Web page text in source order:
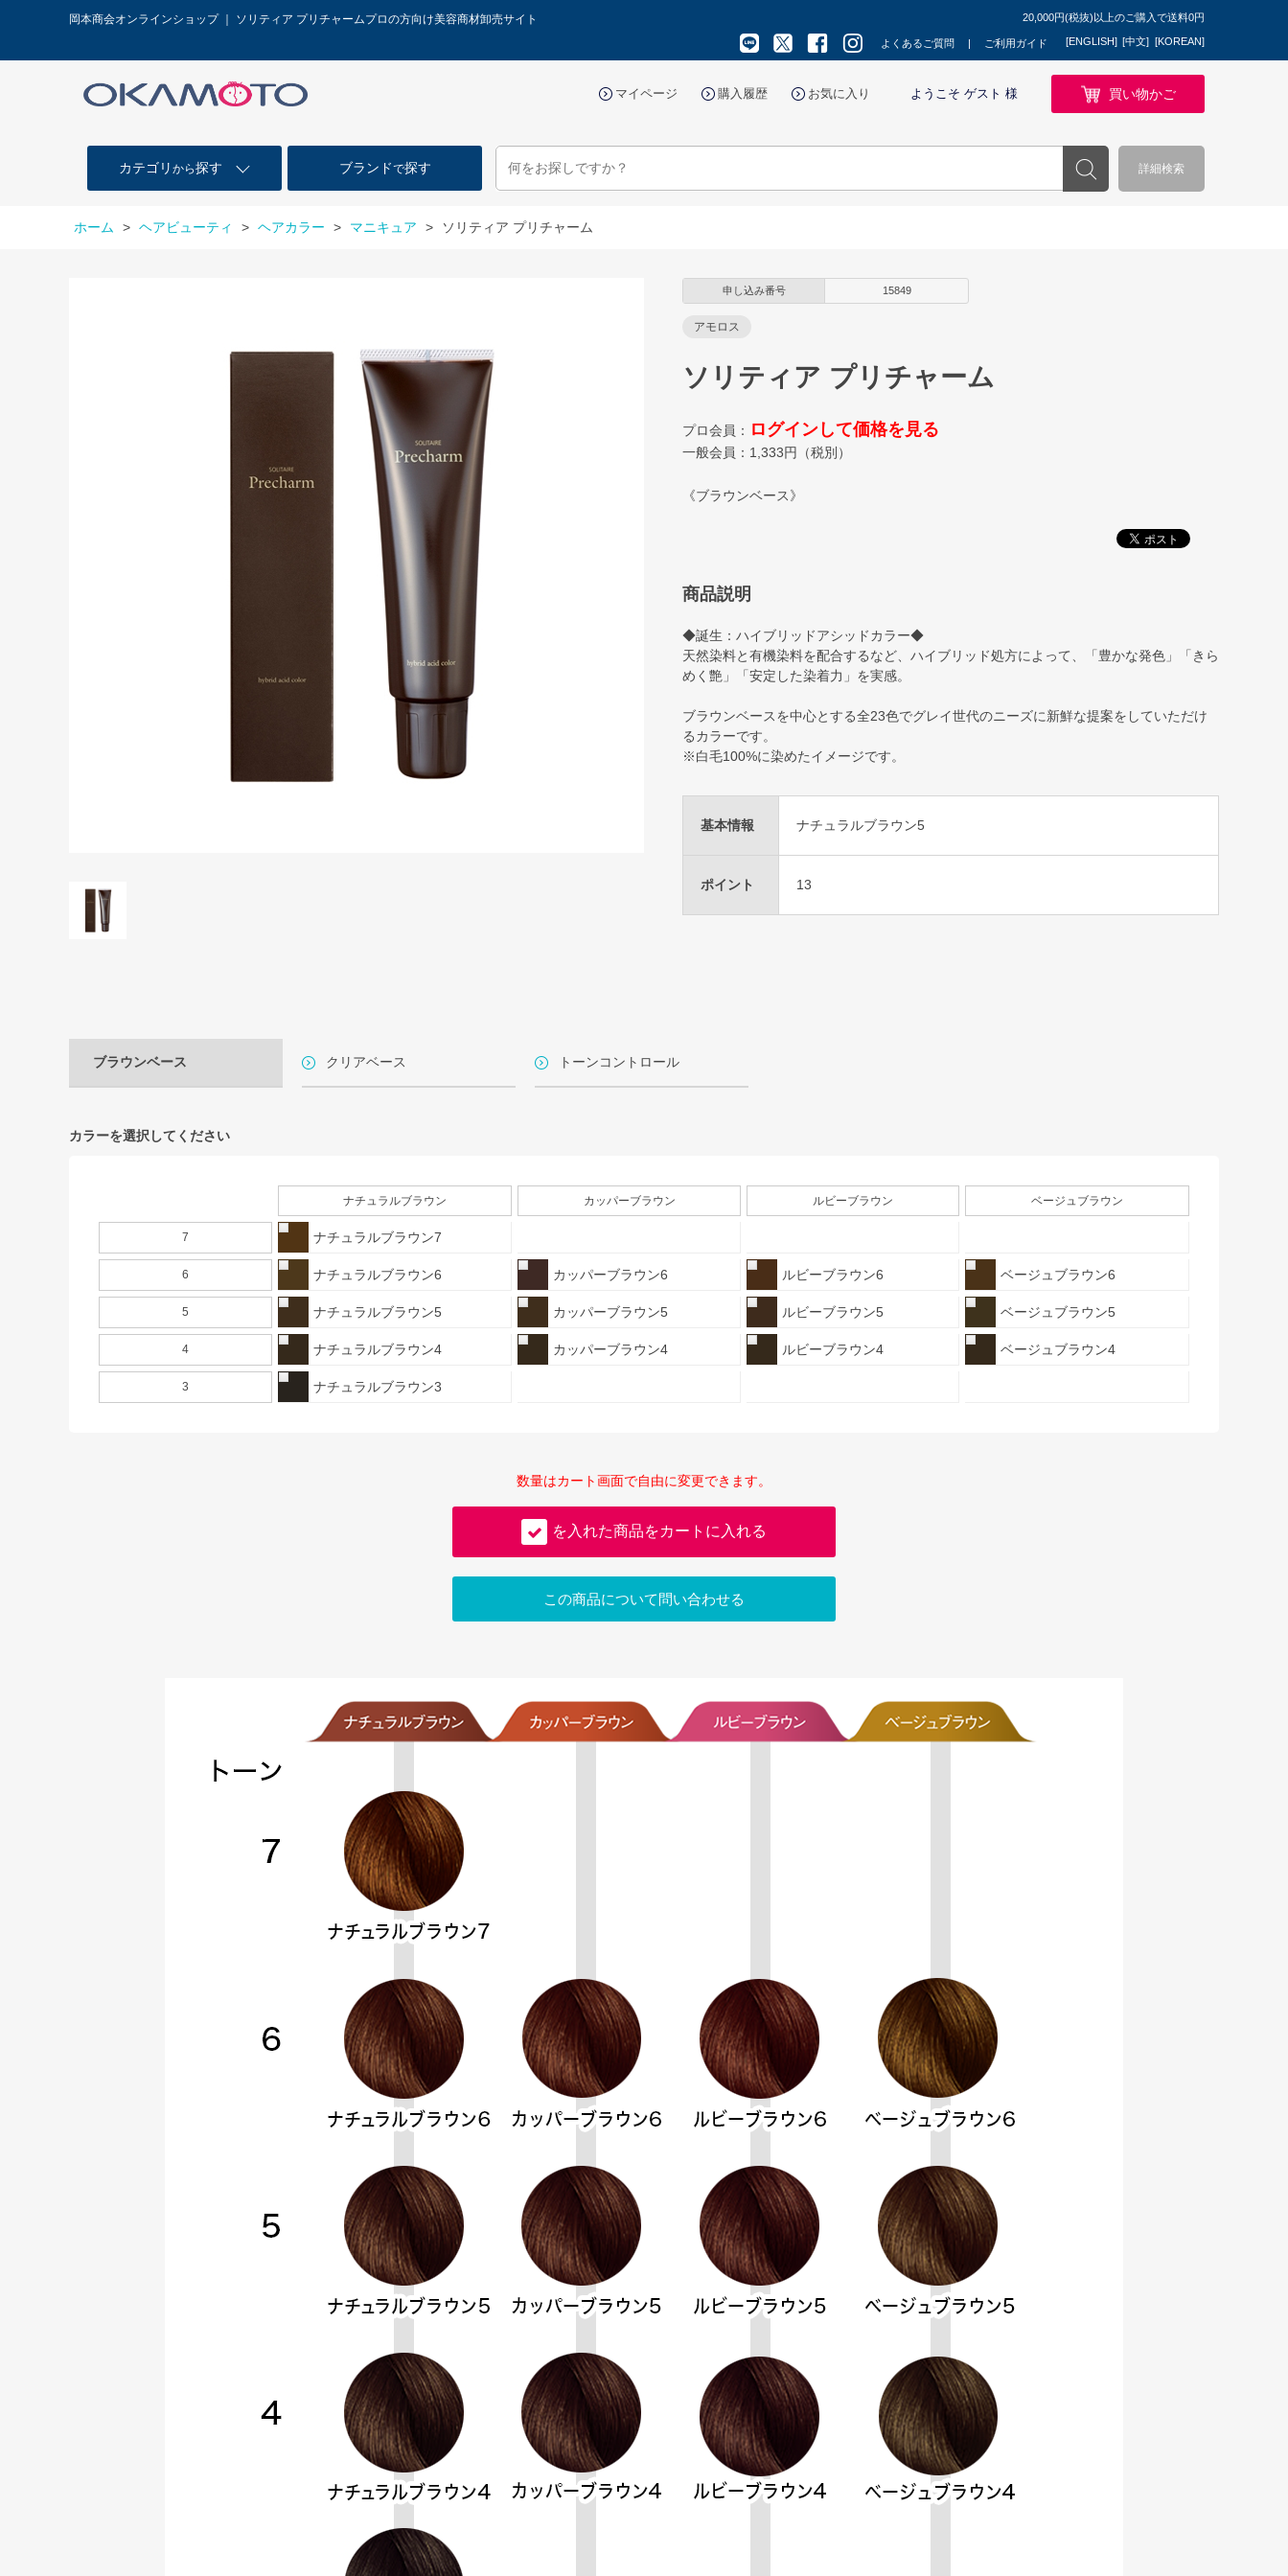
岡本商会オンラインショップ ｜ ソリティア プリチャームプロの方向け美容商材卸売サイト 20,000円(税抜)以上のご購入で送料0円
よくあるご質問 ご利用ガイド [ENGLISH] [中文] [KOREAN]
マイページ 購入履歴 お気に入り ようこそ ゲスト 様 買い物かご
カテゴリ から探す ブランドで探す 詳細検索
ホーム > ヘアビューティ > ヘアカラー > マニキュア > ソリティア プリチャーム
申し込み番号 15849
アモロス
ソリティア プリチャーム
プロ会員： ログインして価格を見る
一般会員： 1,333円（税別）
《ブラウンベース》
商品説明
◆誕生：ハイブリッドアシッドカラー◆
天然染料と有機染料を配合するなど、ハイブリッド処方によって、「豊かな発色」「きら
めく艶」「安定した染着力」を実感。
ブラウンベースを中心とする全23色でグレイ世代のニーズに新鮮な提案をしていただけ
るカラーです。
※白毛100%に染めたイメージです。
基本情報 ナチュラルブラウン5
ポイント 13
ブラウンベース クリアベース トーンコントロール
カラーを選択してください
ナチュラルブラウン カッパーブラウン ルビーブラウン ベージュブラウン
7 ナチュラルブラウン7
6 ナチュラルブラウン6 カッパーブラウン6 ルビーブラウン6 ベージュブラウン6
5 ナチュラルブラウン5 カッパーブラウン5 ルビーブラウン5 ベージュブラウン5
4 ナチュラルブラウン4 カッパーブラウン4 ルビーブラウン4 ベージュブラウン4
3 ナチュラルブラウン3
数量はカート画面で自由に変更できます。
を入れた商品をカートに入れる
この商品について問い合わせる